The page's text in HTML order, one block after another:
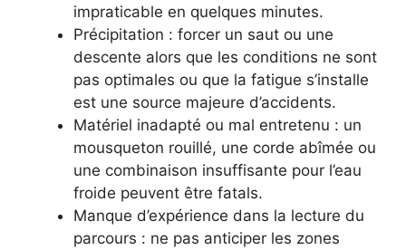
impraticable en quelques minutes.
Précipitation : forcer un saut ou une
descente alors que les conditions ne sont
pas optimales ou que la fatigue s’installe
est une source majeure d’accidents.
Matériel inadapté ou mal entretenu : un
mousqueton rouillé, une corde abîmée ou
une combinaison insuffisante pour l’eau
froide peuvent être fatals.
Manque d’expérience dans la lecture du
parcours : ne pas anticiper les zones